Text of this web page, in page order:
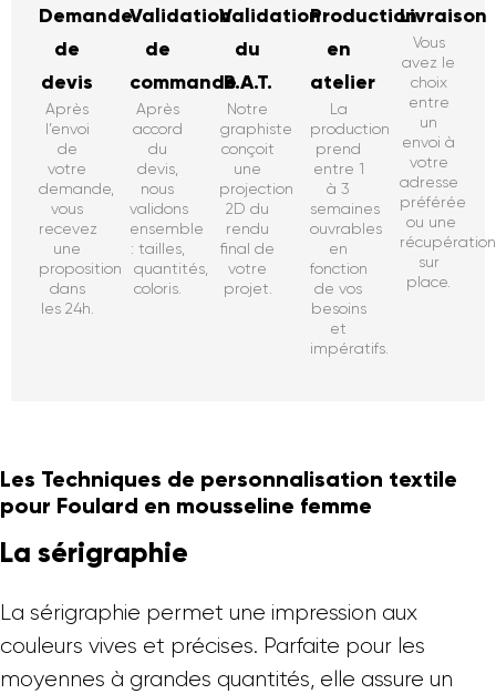
Demande
de
devis
Après
l’envoi
de
votre
demande,
vous
recevez
une
proposition
dans
les 24h.
Validation
de
commande
Après
accord
du
devis,
nous
validons
ensemble
: tailles,
quantités,
coloris.
Validation
du
B.A.T.
Notre
graphiste
conçoit
une
projection
2D du
rendu
final de
votre
projet.
Production
en
atelier
La
production
prend
entre 1
à 3
semaines
ouvrables
en
fonction
de vos
besoins
et
impératifs.
Livraison
Vous
avez le
choix
entre
un
envoi à
votre
adresse
préférée
ou une
récupération
sur
place.
Les Techniques de personnalisation textile
pour Foulard en mousseline femme
La sérigraphie
La sérigraphie permet une impression aux
couleurs vives et précises. Parfaite pour les
moyennes à grandes quantités, elle assure un